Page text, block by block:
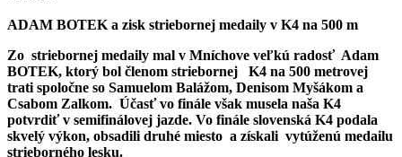
ADAM BOTEK a zisk striebornej medaily v K4 na 500 m
Zo striebornej medaily mal v Mníchove veľkú radosť Adam
BOTEK, ktorý bol členom striebornej K4 na 500 metrovej
trati spoločne so Samuelom Balážom, Denisom Myšákom a
Csabom Zalkom. Účasť vo finále však musela naša K4
potvrdiť v semifinálovej jazde. Vo finále slovenská K4 podala
skvelý výkon, obsadili druhé miesto a získali vytúženú medailu
strieborného lesku.